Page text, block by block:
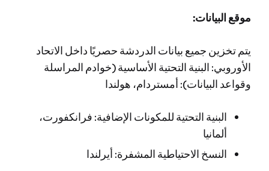
موقع البيانات:
يتم تخزين جميع بيانات الدردشة حصريًا داخل الاتحاد
الأوروبي: البنية التحتية الأساسية (خوادم المراسلة
وقواعد البيانات): أمستردام، هولندا
البنية التحتية للمكونات الإضافية: فرانكفورت،
ألمانيا
النسخ الاحتياطية المشفرة: أيرلندا